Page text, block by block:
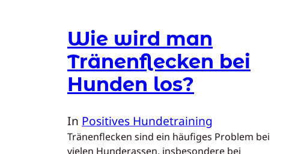
Wie wird man
Tränenflecken bei
Hunden los?
In Positives Hundetraining
Tränenflecken sind ein häufiges Problem bei
vielen Hunderassen, insbesondere bei